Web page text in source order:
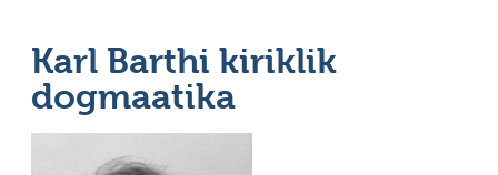
Karl Barthi kiriklik
dogmaatika